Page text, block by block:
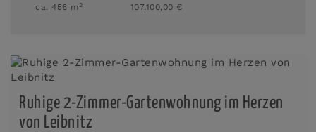
ca. 456 m2 107.100,00 €
Ruhige 2-Zimmer-Gartenwohnung im Herzen
von Leibnitz